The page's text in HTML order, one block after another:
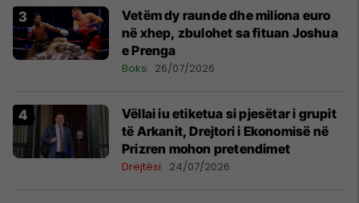
Vetëm dy raunde dhe miliona euro
në xhep, zbulohet sa fituan Joshua
e Prenga
Boks 26/07/2026
Vëllai iu etiketua si pjesëtar i grupit
të Arkanit, Drejtori i Ekonomisë në
Prizren mohon pretendimet
Drejtësi 24/07/2026